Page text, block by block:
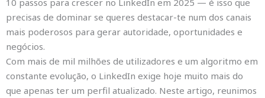
precisas de dominar se queres destacar-te num dos canais
mais poderosos para gerar autoridade, oportunidades e
negócios.
Com mais de mil milhões de utilizadores e um algoritmo em
constante evolução, o LinkedIn exige hoje muito mais do
que apenas ter um perfil atualizado. Neste artigo, reunimos